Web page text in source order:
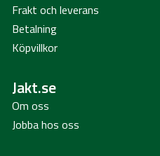
Frakt och leverans
Betalning
Köpvillkor
Jakt.se
Om oss
Jobba hos oss